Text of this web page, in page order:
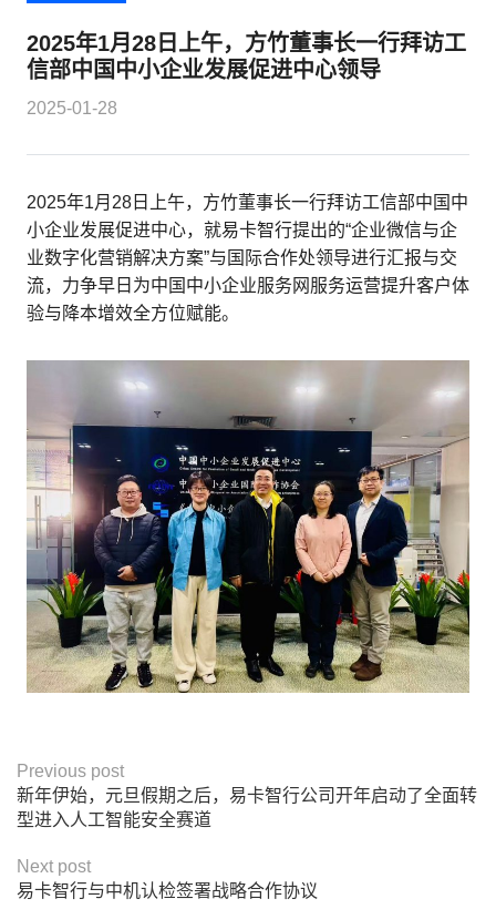
2025年1月28日上午，方竹董事长一行拜访工
信部中国中小企业发展促进中心领导
2025-01-28
2025年1月28日上午，方竹董事长一行拜访工信部中国中
小企业发展促进中心，就易卡智行提出的“企业微信与企
业数字化营销解决方案”与国际合作处领导进行汇报与交
流，力争早日为中国中小企业服务网服务运营提升客户体
验与降本增效全方位赋能。
Previous post
新年伊始，元旦假期之后，易卡智行公司开年启动了全面转
型进入人工智能安全赛道
Next post
易卡智行与中机认检签署战略合作协议